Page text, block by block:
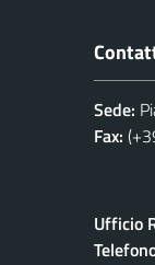
Sede:
Fax:
Ufficio